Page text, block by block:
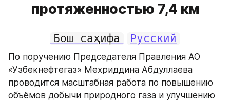
протяженностью 7,4 км
Бош саҳифа Русский
По поручению Председателя Правления АО
«Узбекнефтегаз» Мехриддина Абдуллаева
проводится масштабная работа по повышению
объёмов добычи природного газа и улучшению